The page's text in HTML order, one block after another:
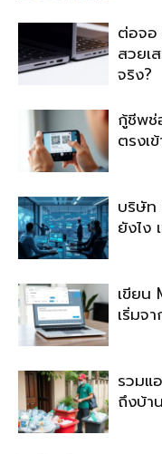
ต่อจอ
สวยเ
จริง?
กู้ชีพช่
ตรงเ
บริษัท
ยังไง
เขียน
เริ่มจ
รวมแ
ถึงบ้า